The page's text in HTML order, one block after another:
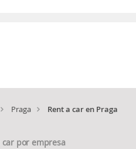
Praga Rent a car en Praga
car por empresa